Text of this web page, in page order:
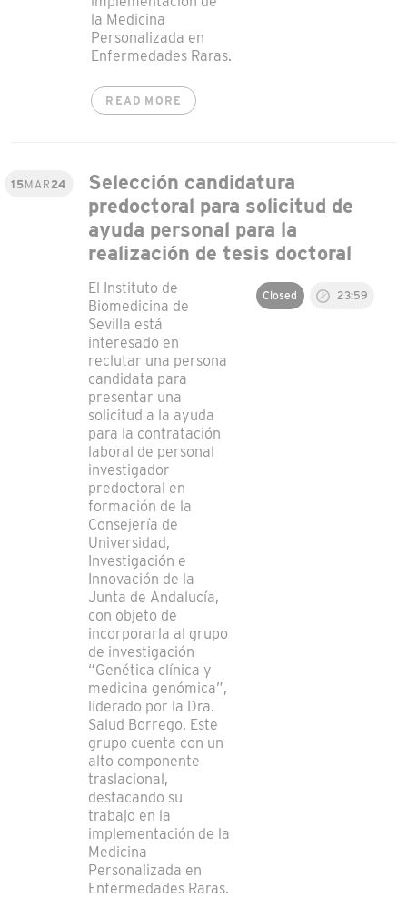
la Medicina
Personalizada en
Enfermedades Raras.
READ MORE
15MAR 24
Selección candidatura
predoctoral para solicitud de
ayuda personal para la
realización de tesis doctoral
El Instituto de
Biomedicina de
Sevilla está
interesado en
reclutar una persona
candidata para
presentar una
solicitud a la ayuda
para la contratación
laboral de personal
investigador
predoctoral en
formación de la
Consejería de
Universidad,
Investigación e
Innovación de la
Junta de Andalucía,
con objeto de
incorporarla al grupo
de investigación
“Genética clínica y
medicina genómica”,
liderado por la Dra.
Salud Borrego. Este
grupo cuenta con un
alto componente
traslacional,
destacando su
trabajo en la
implementación de la
Medicina
Personalizada en
Enfermedades Raras.
Closed 23:59